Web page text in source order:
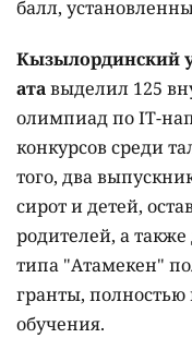
балл,
Кызылординский
атавыделил 125
олимпиад по IT-
конкурсов среди
того, два
сирот и детей,
родителей, а
типа "Атамекен"
гранты,
обучения.